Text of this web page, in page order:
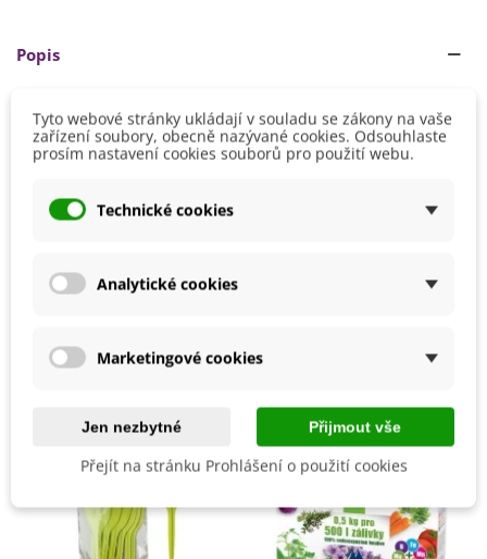
Popis
Mizuna je velmi nenáročná na pěstování. Lze ji předpěstovat
v průběhubřeznav truhlíku či sadbovači. Semena
V dubnu pak vysazujeme na venkovní záhon do sponu30 x
Venkovní stanoviště volíme ideálně
substrát postačí běžný zahradnický
, může být obohacený
Číst více
Detaily produktu
Tyto webové stránky ukládají v souladu se zákony na vaše
zařízení soubory, obecně nazývané cookies. Odsouhlaste
prosím nastavení cookies souborů pro použití webu.
Technické cookies
Analytické cookies
Marketingové cookies
Jen nezbytné Přijmout vše
Přejít na stránku Prohlášení o použití cookies